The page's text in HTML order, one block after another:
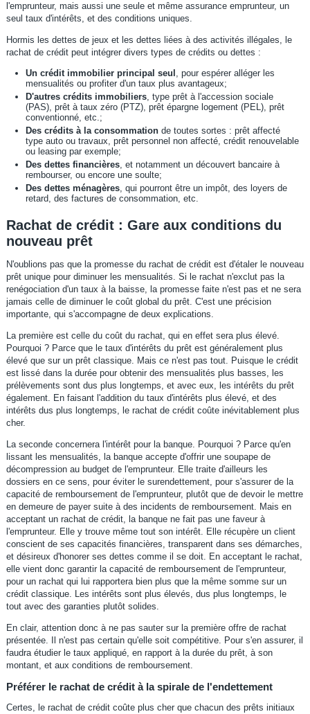
l'emprunteur, mais aussi une seule et même assurance emprunteur, un
seul taux d'intérêts, et des conditions uniques.
Hormis les dettes de jeux et les dettes liées à des activités illégales, le
rachat de crédit peut intégrer divers types de crédits ou dettes :
Un crédit immobilier principal seul , pour espérer alléger les
mensualités ou profiter d'un taux plus avantageux;
D'autres crédits immobiliers, type prêt à l'accession sociale
(PAS), prêt à taux zéro (PTZ), prêt épargne logement (PEL), prêt
conventionné, etc.;
Des crédits à la consommationde toutes sortes : prêt affecté
type auto ou travaux, prêt personnel non affecté, crédit renouvelable
ou leasing par exemple;
Des dettes financières, et notamment un découvert bancaire à
rembourser, ou encore une soulte;
Des dettes ménagères, qui pourront être un impôt, des loyers de
retard, des factures de consommation, etc.
Rachat de crédit : Gare aux conditions du
nouveau prêt
N'oublions pas que la promesse du rachat de crédit est d'étaler le nouveau
prêt unique pour diminuer les mensualités. Si le rachat n'exclut pas la
renégociation d'un taux à la baisse, la promesse faite n'est pas et ne sera
jamais celle de diminuer le coût global du prêt. C'est une précision
importante, qui s'accompagne de deux explications.
La première est celle du coût du rachat, qui en effet sera plus élevé.
Pourquoi ? Parce que le taux d'intérêts du prêt est généralement plus
élevé que sur un prêt classique. Mais ce n'est pas tout. Puisque le crédit
est lissé dans la durée pour obtenir des mensualités plus basses, les
prélèvements sont dus plus longtemps, et avec eux, les intérêts du prêt
également. En faisant l'addition du taux d'intérêts plus élevé, et des
intérêts dus plus longtemps, le rachat de crédit coûte inévitablement plus
cher.
La seconde concernera l'intérêt pour la banque. Pourquoi ? Parce qu'en
lissant les mensualités, la banque accepte d'offrir une soupape de
décompression au budget de l'emprunteur. Elle traite d'ailleurs les
dossiers en ce sens, pour éviter le surendettement, pour s'assurer de la
capacité de remboursement de l'emprunteur, plutôt que de devoir le mettre
en demeure de payer suite à des incidents de remboursement. Mais en
acceptant un rachat de crédit, la banque ne fait pas une faveur à
l'emprunteur. Elle y trouve même tout son intérêt. Elle récupère un client
conscient de ses capacités financières, transparent dans ses démarches,
et désireux d'honorer ses dettes comme il se doit. En acceptant le rachat,
elle vient donc garantir la capacité de remboursement de l'emprunteur,
pour un rachat qui lui rapportera bien plus que la même somme sur un
crédit classique. Les intérêts sont plus élevés, dus plus longtemps, le
tout avec des garanties plutôt solides.
En clair, attention donc à ne pas sauter sur la première offre de rachat
présentée. Il n'est pas certain qu'elle soit compétitive. Pour s'en assurer, il
faudra étudier le taux appliqué, en rapport à la durée du prêt, à son
montant, et aux conditions de remboursement.
Préférer le rachat de crédit à la spirale de l'endettement
Certes, le rachat de crédit coûte plus cher que chacun des prêts initiaux